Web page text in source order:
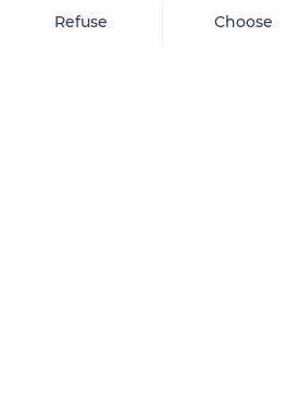
Related content
Refuse Choose